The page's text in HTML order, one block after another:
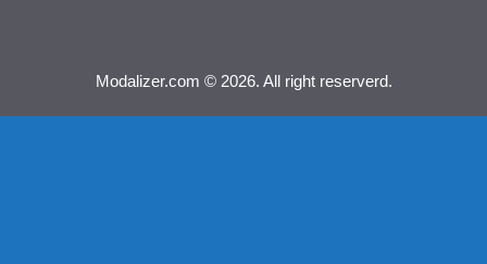
Modalizer.com © 2026. All right reserverd.